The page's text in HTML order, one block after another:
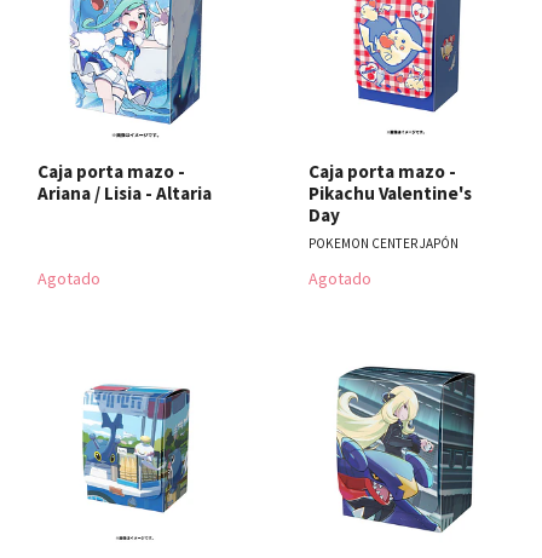
Caja porta mazo -
Ariana / Lisia - Altaria
Agotado
Caja porta mazo -
Pikachu Valentine's
Day
POKEMON CENTER JAPÓN
Agotado